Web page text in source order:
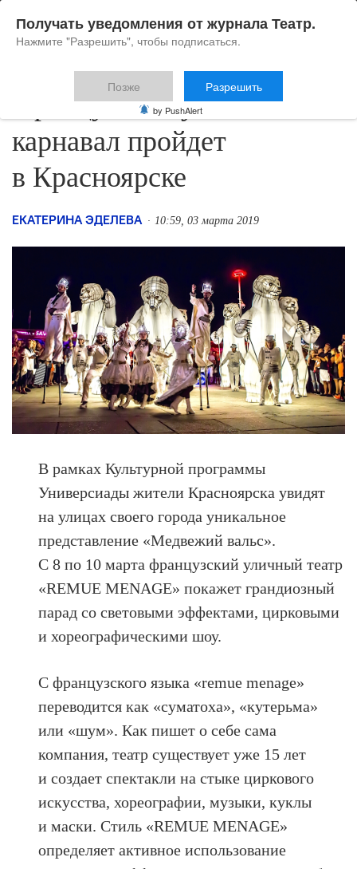
Французский уличный
карнавал пройдет
в Красноярске
ЕКАТЕРИНА ЭДЕЛЕВА 10:59, 03 марта 2019
В рамках Культурной программы
Универсиады жители Красноярска увидят
на улицах своего города уникальное
представление «Медвежий вальс».
С 8 по 10 марта французский уличный театр
«REMUE MENAGE» покажет грандиозный
парад со световыми эффектами, цирковыми
и хореографическими шоу.
С французского языка «remue menage»
переводится как «суматоха», «кутерьма»
или «шум». Как пишет о себе сама
компания, театр существует уже 15 лет
и создает спектакли на стыке циркового
искусства, хореографии, музыки, куклы
и маски. Стиль «REMUE MENAGE»
определяет активное использование
Получать уведомления от журнала Театр.
Нажмите "Разрешить", чтобы подписаться.
Позже Разрешить
by PushAlert